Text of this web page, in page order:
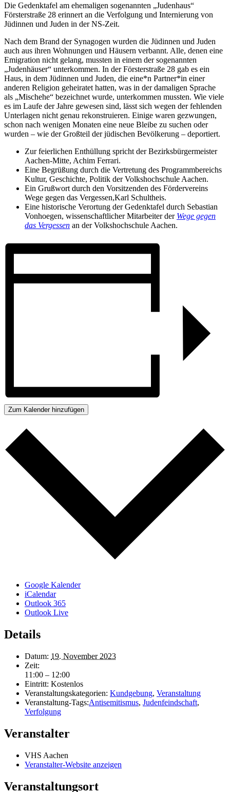
Die Gedenktafel am ehemaligen sogenannten „Judenhaus“
Försterstraße 28 erinnert an die Verfolgung und Internierung von
Jüdinnen und Juden in der NS-Zeit.
Nach dem Brand der Synagogen wurden die Jüdinnen und Juden
auch aus ihren Wohnungen und Häusern verbannt. Alle, denen eine
Emigration nicht gelang, mussten in einem der sogenannten
„Judenhäuser“ unterkommen. In der Försterstraße 28 gab es ein
Haus, in dem Jüdinnen und Juden, die eine*n Partner*in einer
anderen Religion geheiratet hatten, was in der damaligen Sprache
als „Mischehe“ bezeichnet wurde, unterkommen mussten. Wie viele
es im Laufe der Jahre gewesen sind, lässt sich wegen der fehlenden
Unterlagen nicht genau rekonstruieren. Einige waren gezwungen,
schon nach wenigen Monaten eine neue Bleibe zu suchen oder
wurden – wie der Großteil der jüdischen Bevölkerung – deportiert.
Zur feierlichen Enthüllung spricht der Bezirksbürgermeister
Aachen-Mitte, Achim Ferrari.
Eine Begrüßung durch die Vertretung des Programmbereichs
Kultur, Geschichte, Politik der Volkshochschule Aachen.
Ein Grußwort durch den Vorsitzenden des Fördervereins
Wege gegen das Vergessen,Karl Schultheis.
Eine historische Verortung der Gedenktafel durch Sebastian
Vonhoegen, wissenschaftlicher Mitarbeiter der Wege gegen
das Vergessen an der Volkshochschule Aachen.
Zum Kalender hinzufügen
Google Kalender
iCalendar
Outlook 365
Outlook Live
Details
Datum: 19. November 2023
Zeit:
11:00 – 12:00
Eintritt: Kostenlos
Veranstaltungskategorien: Kundgebung, Veranstaltung
Veranstaltung-Tags:Antisemitismus, Judenfeindschaft,
Verfolgung
Veranstalter
VHS Aachen
Veranstalter-Website anzeigen
Veranstaltungsort